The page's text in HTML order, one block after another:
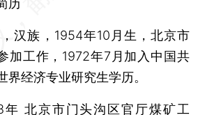
历
族，1954年10月生，北京市
加工作，1972年7月加入中国共
界经济专业研究生学历。
北京市门头沟区官厅煤矿工